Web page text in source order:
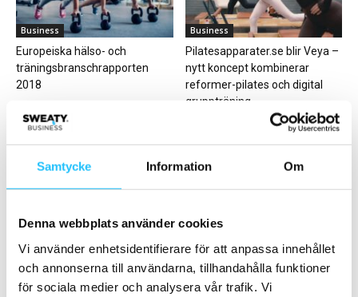
Samtycke Information Om
Denna webbplats använder cookies
Vi använder enhetsidentifierare för att anpassa innehållet
och annonserna till användarna, tillhandahålla funktioner
för sociala medier och analysera vår trafik. Vi
Business
Europeiska hälso- och
träningsbranschrapporten
2018
Business
Pilatesapparater.se blir Veya –
nytt koncept kombinerar
reformer-pilates och digital
gruppträning
Business
EGYM lanserar nya
mjukvarupaket – ska hjälpa
gym att öka medlemsvärde...
Business
EoS Fitness köper 23 Gold’s
Gym i Kalifornien – medan
Gold’s...